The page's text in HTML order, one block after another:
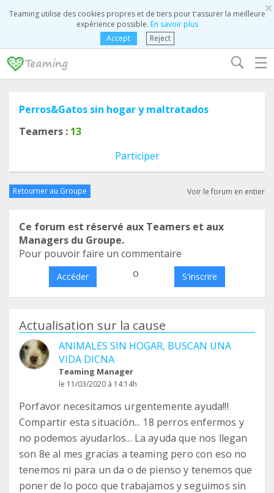
×
Teaming utilise des cookies propres et de tiers pour t'assurer la meilleure
expérience possible. En savoir plus
Accept
Reject
☰
Perros&Gatos sin hogar y maltratados
Teamers : 13
Participer
Retourner au Groupe Voir le forum en entier
Ce forum est réservé aux Teamers et aux
Managers du Groupe.
Pour pouvoir faire un commentaire
Accéder o S'inscrire
Actualisation sur la cause
ANIMALES SIN HOGAR, BUSCAN UNA
VIDA DICNA
Teaming Manager
le 11/03/2020 à 14:14h
Porfavor necesitamos urgentemente ayuda!!!
Compartir esta situación... 18 perros enfermos y
no podemos ayudarlos... La ayuda que nos llegan
son 8e al mes gracias a teaming pero con eso no
tenemos ni para un da o de pienso y tenemos que
poner de lo poco que trabajamos y seguimos sin